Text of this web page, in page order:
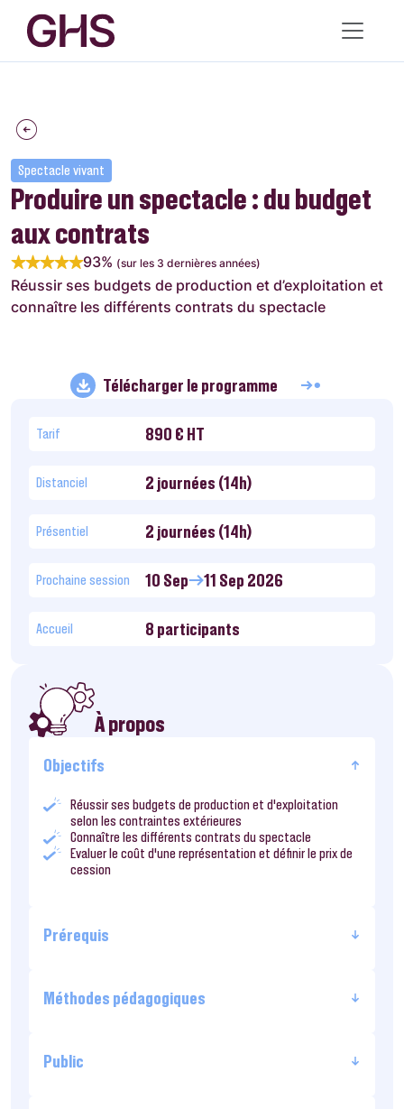
Spectacle vivant
Produire un spectacle : du budget
aux contrats
93% (sur les 3 dernières années)
Réussir ses budgets de production et d’exploitation et
connaître les différents contrats du spectacle
Télécharger le programme
Tarif 890 € HT
Distanciel 2 journées (14h)
Présentiel 2 journées (14h)
Prochaine session 10 Sep 11 Sep 2026
Accueil 8 participants
À propos
Objectifs
Réussir ses budgets de production et d’exploitation
selon les contraintes extérieures
Connaître les différents contrats du spectacle
Evaluer le coût d’une représentation et définir le prix de
cession
Prérequis
Méthodes pédagogiques
Public